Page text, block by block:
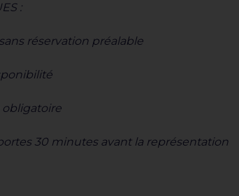
:
réservation préalable
30 minutes avant la représentation